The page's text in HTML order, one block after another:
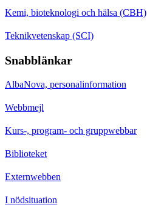
Kemi, bioteknologi och hälsa (CBH)
Teknikvetenskap (SCI)
Snabblänkar
AlbaNova, personalinformation
Webbmejl
Kurs-, program- och gruppwebbar
Biblioteket
Externwebben
I nödsituation